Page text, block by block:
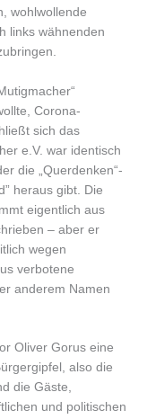
wohlwollende
links wähnenden
Corona-
sich das
e.V. war identisch
die „Querdenken“-
heraus gibt. Die
eigentlich aus
– aber er
wegen
verbotene
anderem Namen
Oliver Gorus eine
also die
die Gäste,
und politischen